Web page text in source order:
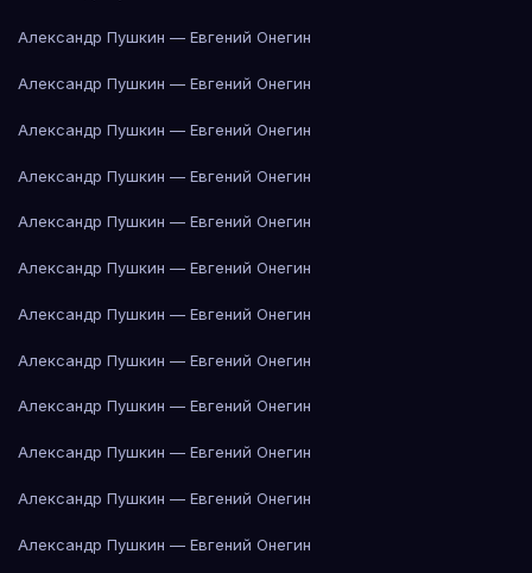
Александр Пушкин — Евгений Онегин
Александр Пушкин — Евгений Онегин
Александр Пушкин — Евгений Онегин
Александр Пушкин — Евгений Онегин
Александр Пушкин — Евгений Онегин
Александр Пушкин — Евгений Онегин
Александр Пушкин — Евгений Онегин
Александр Пушкин — Евгений Онегин
Александр Пушкин — Евгений Онегин
Александр Пушкин — Евгений Онегин
Александр Пушкин — Евгений Онегин
Александр Пушкин — Евгений Онегин